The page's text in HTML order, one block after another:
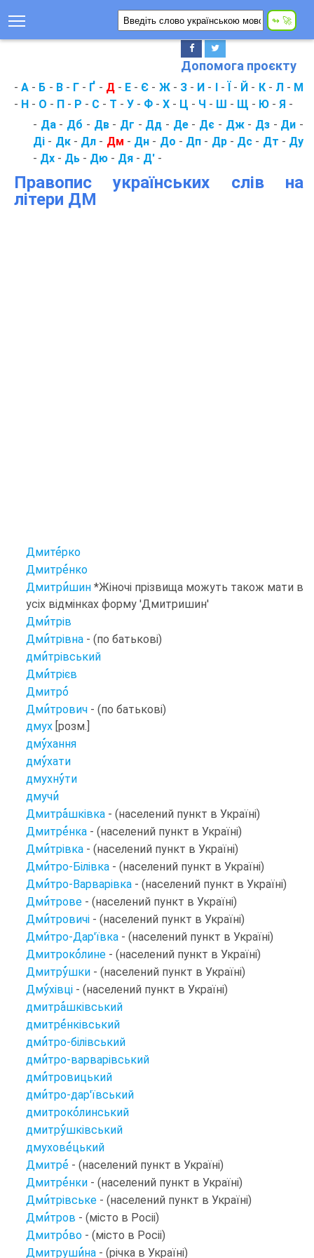
Допомога проєкту
-А - Б - В- Г - Ґ - Д- Е - Є - Ж- З- И - І- Ї- Й - К- Л - М
- Н - О - П - Р - С - Т - У - Ф - Х - Ц - Ч - Ш - Щ - Ю - Я -
- Да- Дб - Дв- Дг - Дд - Де- Дє - Дж- Дз- Ди -
Ді - Дк- Дл - Дм - Дн - До - Дп - Др- Дс - Дт - Ду
- Дх - Дь - Дю - Дя - Д' -
Правопис українських слів на
літери ДМ
Дмитерко
Дмитренко
Дмитришин *Жіночі прізвища можуть також мати в
усіх відмінках форму 'Дмитришин'
Дмитрів
Дмитрівна - (по батькові)
дмитрівський
Дмитрієв
Дмитро
Дмитрович - (по батькові)
дмух [розм.]
дмухання
дмухати
дмухнути
дмучи
Дмитрашківка - (населений пункт в Україні)
Дмитренка - (населений пункт в Україні)
Дмитрівка - (населений пункт в Україні)
Дмитро-Білівка - (населений пункт в Україні)
Дмитро-Варварівка - (населений пункт в Україні)
Дмитрове - (населений пункт в Україні)
Дмитровичі - (населений пункт в Україні)
Дмитро-Дар'ївка - (населений пункт в Україні)
Дмитроколине - (населений пункт в Україні)
Дмитрушки - (населений пункт в Україні)
Дмухівці - (населений пункт в Україні)
дмитрашківський
дмитренківський
дмитро-білівський
дмитро-варварівський
дмитровицький
дмитро-дар'ївський
дмитроколинський
дмитрушківський
дмуховецький
Дмитре - (населений пункт в Україні)
Дмитренки - (населений пункт в Україні)
Дмитрівське - (населений пункт в Україні)
Дмитров - (місто в Росіі)
Дмитрово - (місто в Росіі)
Дмитрушина - (річка в Україні)